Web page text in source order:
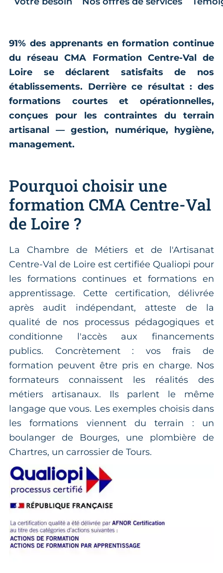
91% des apprenants en formation continue
du réseau CMA Formation Centre-Val de
Loire se déclarent satisfaits de nos
établissements. Derrière ce résultat : des
formations courtes et opérationnelles,
conçues pour les contraintes du terrain
artisanal — gestion, numérique, hygiène,
management.
Pourquoi choisir une
formation CMA Centre-Val
de Loire ?
La Chambre de Métiers et de l'Artisanat
Centre-Val de Loire est certifiée Qualiopi pour
les formations continues et formations en
apprentissage. Cette certification, délivrée
après audit indépendant, atteste de la
qualité de nos processus pédagogiques et
conditionne l'accès aux financements
publics. Concrètement : vos frais de
formation peuvent être pris en charge. Nos
formateurs connaissent les réalités des
métiers artisanaux. Ils parlent le même
langage que vous. Les exemples choisis dans
les formations viennent du terrain : un
boulanger de Bourges, une plombière de
Chartres, un carrossier de Tours.